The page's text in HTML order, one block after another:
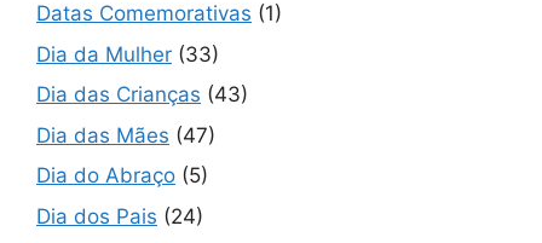
Datas Comemorativas (1)
Dia da Mulher (33)
Dia das Crianças (43)
Dia das Mães (47)
Dia do Abraço (5)
Dia dos Pais (24)